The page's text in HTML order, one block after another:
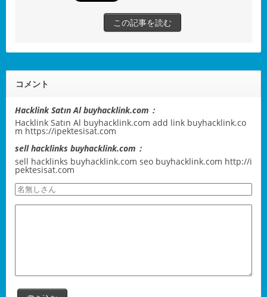
この記事を読む
コメント
Hacklink Satın Al buyhacklink.com：
Hacklink Satın Al buyhacklink.com add link buyhacklink.co
m https://ipektesisat.com
sell hacklinks buyhacklink.com：
sell hacklinks buyhacklink.com seo buyhacklink.com http://i
pektesisat.com